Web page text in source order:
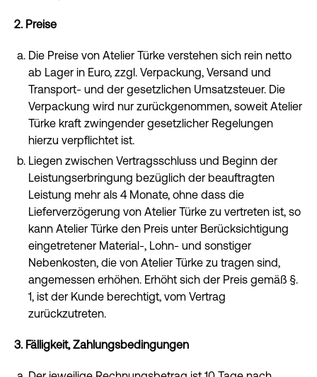
2. Preise
Die Preise von Atelier Türke verstehen sich rein netto
ab Lager in Euro, zzgl. Verpackung, Versand und
Transport- und der gesetzlichen Umsatzsteuer. Die
Verpackung wird nur zurückgenommen, soweit Atelier
Türke kraft zwingender gesetzlicher Regelungen
hierzu verpflichtet ist.
Liegen zwischen Vertragsschluss und Beginn der
Leistungserbringung bezüglich der beauftragten
Leistung mehr als 4 Monate, ohne dass die
Lieferverzögerung von Atelier Türke zu vertreten ist, so
kann Atelier Türke den Preis unter Berücksichtigung
eingetretener Material-, Lohn- und sonstiger
Nebenkosten, die von Atelier Türke zu tragen sind,
angemessen erhöhen. Erhöht sich der Preis gemäß §.
1, ist der Kunde berechtigt, vom Vertrag
zurückzutreten.
3. Fälligkeit, Zahlungsbedingungen